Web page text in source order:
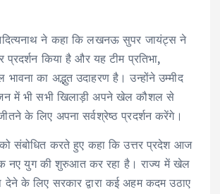
ने कहा कि लखनऊ सुपर जायंट्स ने
प्रदर्शन किया है और यह टीम प्रतिभा,
का अद्भुत उदाहरण है। उन्होंने उम्मीद
में भी सभी खिलाड़ी अपने खेल कौशल से
के लिए अपना सर्वश्रेष्ठ प्रदर्शन करेंगे।
संबोधित करते हुए कहा कि उत्तर प्रदेश आज
नए युग की शुरुआत कर रहा है। राज्य में खेल
देने के लिए सरकार द्वारा कई अहम कदम उठाए